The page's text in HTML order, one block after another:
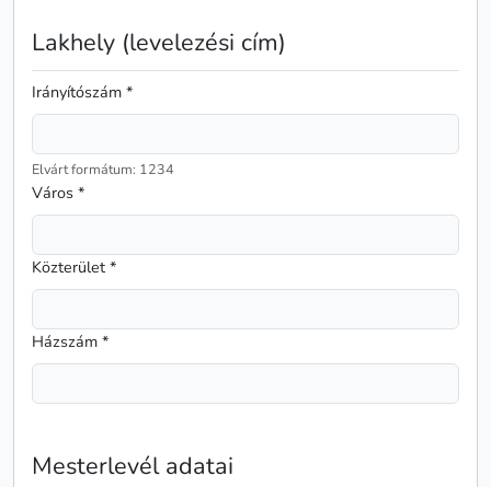
Lakhely (levelezési cím)
Irányítószám *
Elvárt formátum: 1234
Város *
Közterület *
Házszám *
Mesterlevél adatai